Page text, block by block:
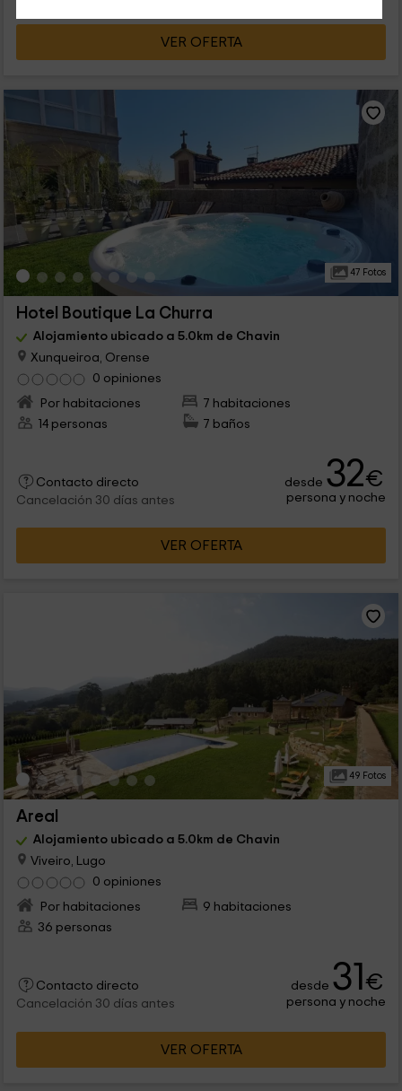
VER OFERTA
47 Fotos
Hotel Boutique La Churra
Alojamiento ubicado a 5.0km de Chavin
Xunqueiroa, Orense
0 opiniones
Por habitaciones
7 habitaciones
14 personas
7 baños
Contacto directo
Cancelación 30 días antes
desde 32€
persona y noche
VER OFERTA
49 Fotos
Areal
Alojamiento ubicado a 5.0km de Chavin
Viveiro, Lugo
0 opiniones
Por habitaciones
9 habitaciones
36 personas
Contacto directo
Cancelación 30 días antes
desde 31€
persona y noche
VER OFERTA